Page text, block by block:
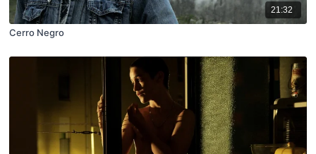
21:32
Cerro Negro